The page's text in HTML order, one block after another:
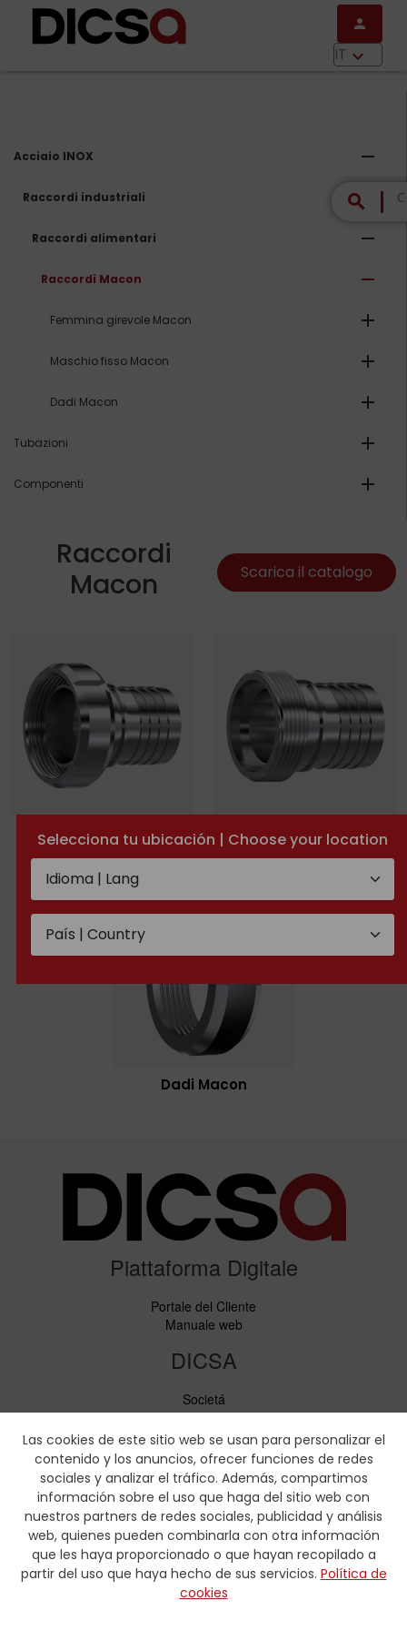
Salta al contenuto principale
Selecciona tu ubicación | Choose your location
Las cookies de este sitio web se usan para personalizar el
contenido y los anuncios, ofrecer funciones de redes
sociales y analizar el tráfico. Además, compartimos
información sobre el uso que haga del sitio web con
nuestros partners de redes sociales, publicidad y análisis
web, quienes pueden combinarla con otra información
que les haya proporcionado o que hayan recopilado a
partir del uso que haya hecho de sus servicios. Política de
cookies
person
IT keyboard_arrow_down
search
Acciaio INOX remove
Raccordi industriali remove
Raccordi alimentari remove
Raccordi Macon remove
Femmina girevole Macon add
Maschio fisso Macon add
Dadi Macon add
Tubazioni add
Componenti add
Raccordi
Macon
Scarica il catalogo
Femmina girevole
Macon
Maschio fisso Macon
Dadi Macon
Piattaforma Digitale
Portale del Cliente
Manuale web
DICSA
Societá
Notizie ed Eventi
Servizi
Codice di condotta
Responsabilità sociale
Scaricare
Cataloghi di vendita
Certificati
Tabelle di pressatura
Formulario idraulica